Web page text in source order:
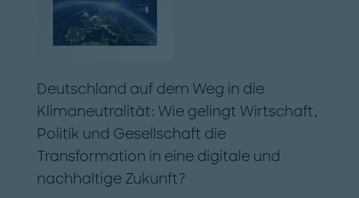
Deutschland auf dem Weg in die
Klimaneutralität: Wie gelingt Wirtschaft,
Politik und Gesellschaft die
Transformation in eine digitale und
nachhaltige Zukunft?